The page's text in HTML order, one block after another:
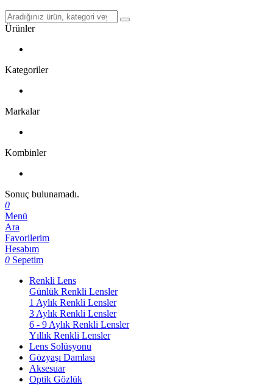
Ürünler
Kategoriler
Markalar
Kombinler
Sonuç bulunamadı.
0
Menü
Ara
Favorilerim
Hesabım
0 Sepetim
Renkli Lens
Günlük Renkli Lensler
1 Aylık Renkli Lensler
3 Aylık Renkli Lensler
6 - 9 Aylık Renkli Lensler
Yıllık Renkli Lensler
Lens Solüsyonu
Gözyaşı Damlası
Aksesuar
Optik Gözlük